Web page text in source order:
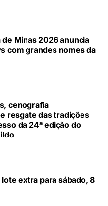
de Minas 2026 anuncia
com grandes nomes da
cenografia
resgate das tradições
da 24ª edição do
extra para sábado, 8